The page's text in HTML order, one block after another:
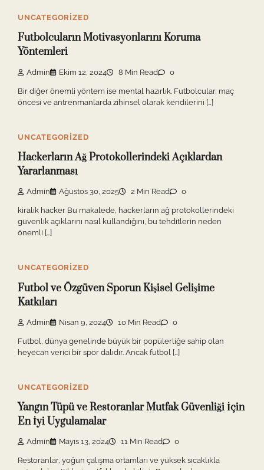
UNCATEGORIZED
Futbolcuların Motivasyonlarını Koruma
Yöntemleri
Admin Ekim 12, 2024 8 Min Read 0
Bir diğer önemli yöntem ise mental hazırlık. Futbolcular, maç
öncesi ve antrenmanlarda zihinsel olarak kendilerini […]
UNCATEGORIZED
Hackerların Ağ Protokollerindeki Açıklardan
Yararlanması
Admin Ağustos 30, 2025 2 Min Read 0
kiralık hacker Bu makalede, hackerların ağ protokollerindeki
güvenlik açıklarını nasıl kullandığını, bu tehditlerin neden
önemli […]
UNCATEGORIZED
Futbol ve Özgüven Sporun Kişisel Gelişime
Katkıları
Admin Nisan 9, 2024 10 Min Read 0
Futbol, dünya genelinde büyük bir popülerliğe sahip olan
heyecan verici bir spor dalıdır. Ancak futbol […]
UNCATEGORIZED
Yangın Tüpü ve Restoranlar Mutfak Güvenliği İçin
En İyi Uygulamalar
Admin Mayıs 13, 2024 11 Min Read 0
Restoranlar, yoğun çalışma ortamları ve yüksek sıcaklıkla